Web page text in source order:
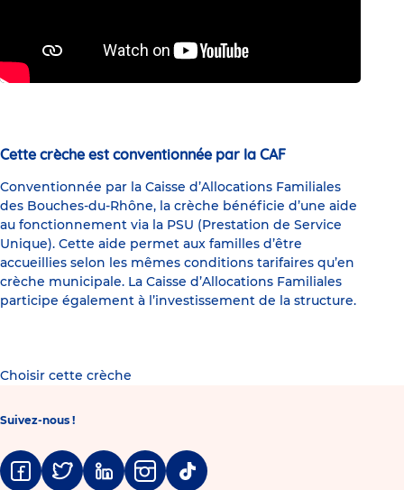
Cette crèche est conventionnée par la CAF
Conventionnée par la Caisse d’Allocations Familiales
des Bouches-du-Rhône, la crèche bénéficie d’une aide
au fonctionnement via la PSU (Prestation de Service
Unique). Cette aide permet aux familles d’être
accueillies selon les mêmes conditions tarifaires qu’en
crèche municipale. La Caisse d’Allocations Familiales
participe également à l’investissement de la structure.
Choisir cette crèche
Suivez-nous !
FacebookTwitter LinkedinInstagramTiktok